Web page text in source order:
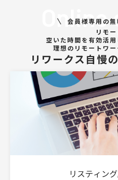
会員様専用の
リモ
空いた時間を有効活用
理想のリモートワ
リワークス自慢
Online
リスティン